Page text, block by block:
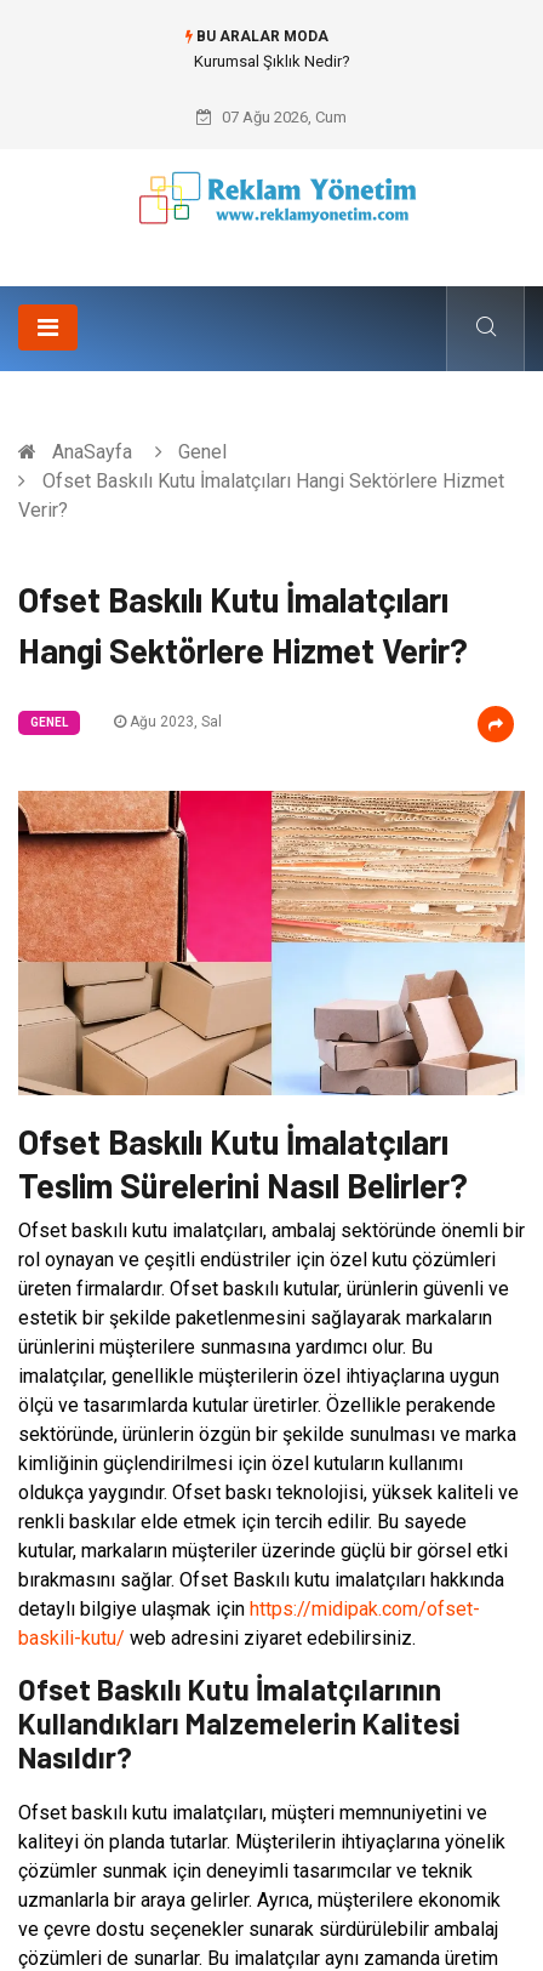
BU ARALAR MODA
Kurumsal Şıklık Nedir?
07 Ağu 2026, Cum
AnaSayfa
Genel
Ofset Baskılı Kutu İmalatçıları Hangi Sektörlere Hizmet
Verir?
Ofset Baskılı Kutu İmalatçıları
Hangi Sektörlere Hizmet Verir?
GENEL Ağu 2023, Sal
Ofset Baskılı Kutu İmalatçıları
Teslim Sürelerini Nasıl Belirler?
Ofset baskılı kutu imalatçıları, ambalaj sektöründe önemli bir
rol oynayan ve çeşitli endüstriler için özel kutu çözümleri
üreten firmalardır. Ofset baskılı kutular, ürünlerin güvenli ve
estetik bir şekilde paketlenmesini sağlayarak markaların
ürünlerini müşterilere sunmasına yardımcı olur. Bu
imalatçılar, genellikle müşterilerin özel ihtiyaçlarına uygun
ölçü ve tasarımlarda kutular üretirler. Özellikle perakende
sektöründe, ürünlerin özgün bir şekilde sunulması ve marka
kimliğinin güçlendirilmesi için özel kutuların kullanımı
oldukça yaygındır. Ofset baskı teknolojisi, yüksek kaliteli ve
renkli baskılar elde etmek için tercih edilir. Bu sayede
kutular, markaların müşteriler üzerinde güçlü bir görsel etki
bırakmasını sağlar. Ofset Baskılı kutu imalatçıları hakkında
detaylı bilgiye ulaşmak için https://midipak.com/ofset-
baskili-kutu/ web adresini ziyaret edebilirsiniz.
Ofset Baskılı Kutu İmalatçılarının
Kullandıkları Malzemelerin Kalitesi
Nasıldır?
Ofset baskılı kutu imalatçıları, müşteri memnuniyetini ve
kaliteyi ön planda tutarlar. Müşterilerin ihtiyaçlarına yönelik
çözümler sunmak için deneyimli tasarımcılar ve teknik
uzmanlarla bir araya gelirler. Ayrıca, müşterilere ekonomik
ve çevre dostu seçenekler sunarak sürdürülebilir ambalaj
çözümleri de sunarlar. Bu imalatçılar aynı zamanda üretim